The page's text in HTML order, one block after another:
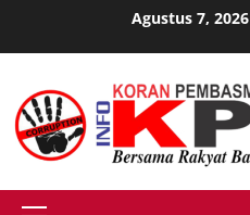
Agustus 7, 2026